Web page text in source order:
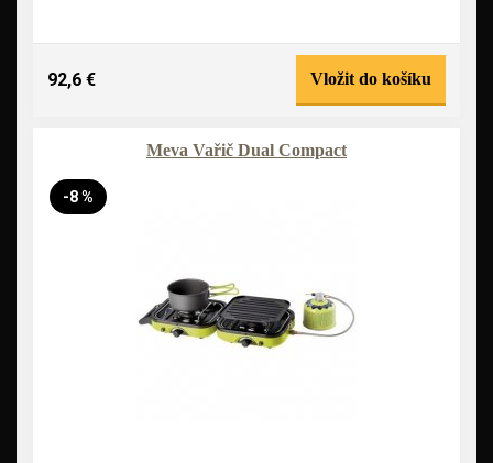
92,6 € Vložit do košíku
Meva Vařič Dual Compact
-8 %